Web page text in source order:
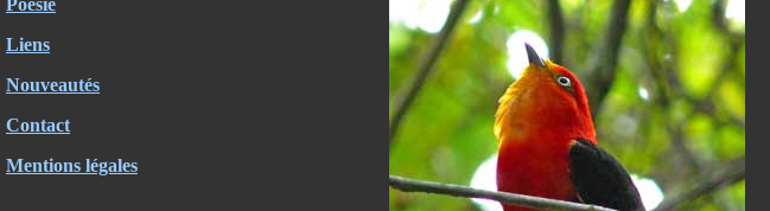
Poésie
Liens
Nouveautés
Contact
Mentions légales